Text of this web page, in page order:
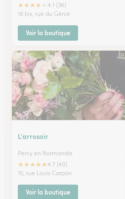
★★★★
4.1 (36)
18 bis, rue du Génie
Voir la boutique
L’arrosoir
Percy en Normandie
★★★★★4.7 (40)
15, rue Louis Carpon
Voir la boutique